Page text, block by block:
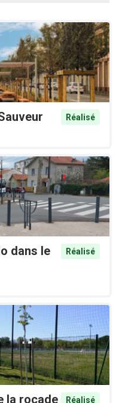
Réalisé
dans le
Réalisé
la rocade Réalisé